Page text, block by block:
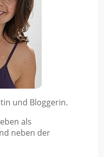
und Bloggerin.
als
neben der